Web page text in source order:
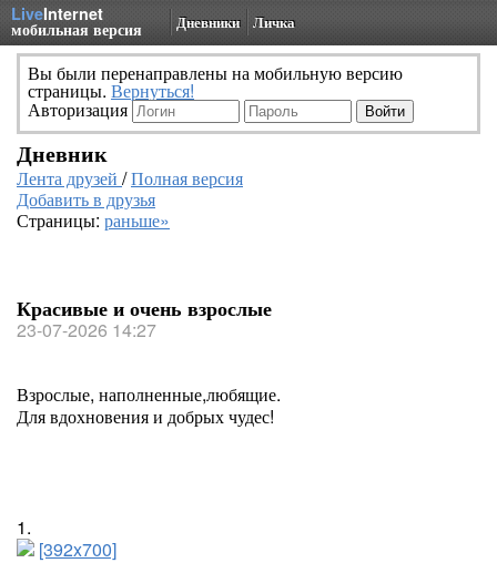
LiveInternet
мобильная версия Дневники Личка
Вы были перенаправлены на мобильную версию
страницы. Вернуться!
Авторизация
Дневник
Лента друзей /Полная версия
Добавить в друзья
Страницы: раньше»
Красивые и очень взрослые
23-07-2026 14:27
Взрослые, наполненные,любящие.
Для вдохновения и добрых чудес!
1.
[392x700]